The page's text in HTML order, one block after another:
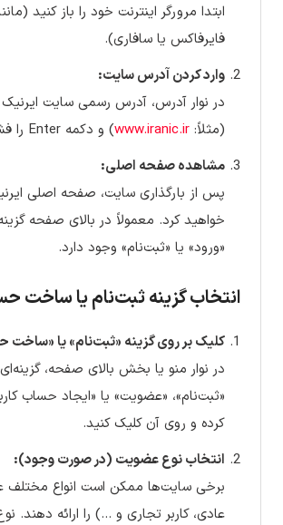
ابتدا مرورگر اینترنت خود را باز کنید
فایرفاکس یا سافاری).
وارد کردن آدرس سایت:
در نوار آدرس، آدرس رسمی سایت ایرنیک
(مثلاً: www.iranic.ir) و دکمه Enter را فشار دهید.
مشاهده صفحه اصلی:
پس از بارگذاری سایت، صفحه اصلی
خواهید کرد. معمولاً در بالای صفحه
«ورود» یا «ثبت‌نام» وجود دارد.
انتخاب گزینه ثبت‌نام یا ساخت
کلیک بر روی گزینه «ثبت‌نام» یا «ساخت
در نوار منو یا بخش بالای صفحه،
«ثبت‌نام»، «عضویت» یا «ایجاد حساب
کرده و روی آن کلیک کنید.
انتخاب نوع عضویت (در صورت وجود):
برخی سایت‌ها ممکن است انواع مختلف
عادی، کاربر تجاری و …) را ارائه دهند.